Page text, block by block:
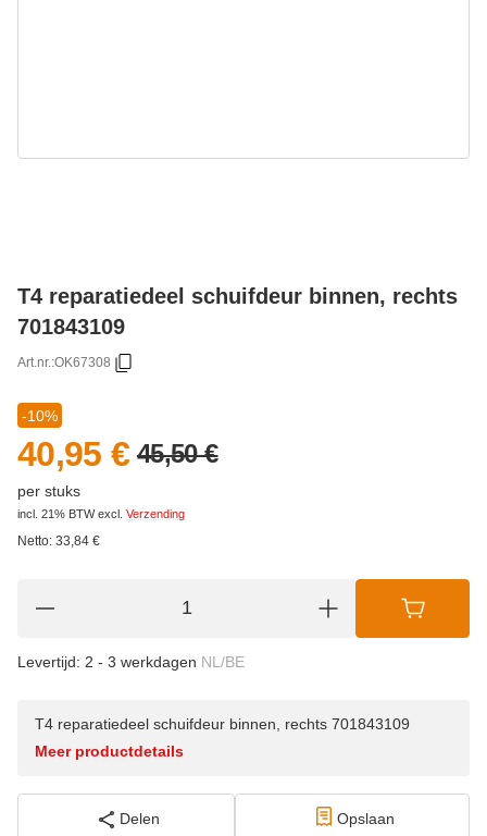
T4 reparatiedeel schuifdeur binnen, rechts
701843109
Art.nr.:OK67308
-10%
40,95 € 45,50 €
per stuks
incl. 21% BTWexcl. Verzending
Netto: 33,84 €
Levertijd: 2 - 3 werkdagen NL/BE
T4 reparatiedeel schuifdeur binnen, rechts 701843109
Meer productdetails
Delen Opslaan